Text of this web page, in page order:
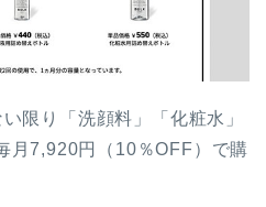
限り「洗顔料」「化粧水」
月7,920円（10％OFF）で購